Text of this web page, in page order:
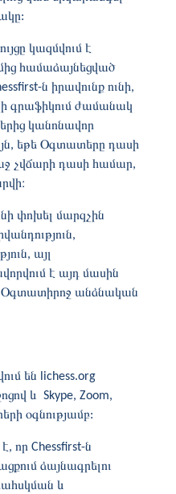
կազմվում է
համաձայնեցված
ն իրավունք ունի,
գրաֆիկում ժամանակ
կանոնավոր
եթե Օգտատերը դասի
չվճարի դասի համար,
փոխել մարզչին
այլ
է այդ մասին
Օգտատիրոջ անձնական
են lichess.org
և Skype, Zoom,
օգնությամբ:
որ Chessfirst-ն
ձայնագրելու
և